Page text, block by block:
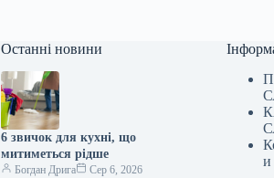
Останні новини
6 звичок для кухні, що
митиметься рідше
Богдан Дрига
Сер 6, 2026
и